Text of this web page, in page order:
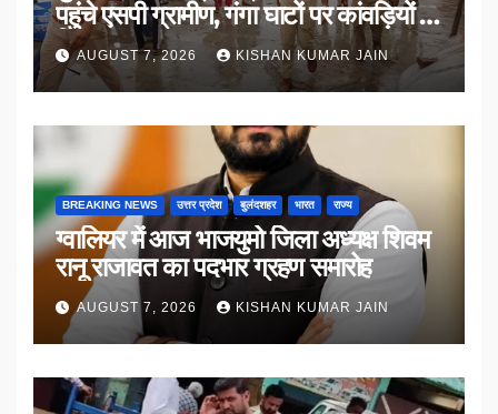
पहुंचे एसपी ग्रामीण, गंगा घाटों पर कांवड़ियों से
किया संवाद
AUGUST 7, 2026 KISHAN KUMAR JAIN
BREAKING NEWS उत्तर प्रदेश बुलंदशहर भारत राज्य
ग्वालियर में आज भाजयुमो जिला अध्यक्ष शिवम
रानू राजावत का पदभार ग्रहण समारोह
AUGUST 7, 2026 KISHAN KUMAR JAIN